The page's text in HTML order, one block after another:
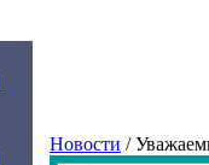
Новости /